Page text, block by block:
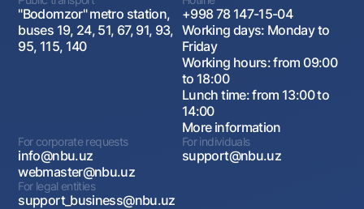
"Bodomzor" metro station,
buses 19, 24, 51, 67, 91, 93,
95, 115, 140
+998 78 147-15-04
Working days: Monday to
Friday
Working hours: from 09:00
to 18:00
Lunch time: from 13:00 to
14:00
More information
For corporate requests
info@nbu.uz
webmaster@nbu.uz
For individuals
support@nbu.uz
For legal entities
support_business@nbu.uz